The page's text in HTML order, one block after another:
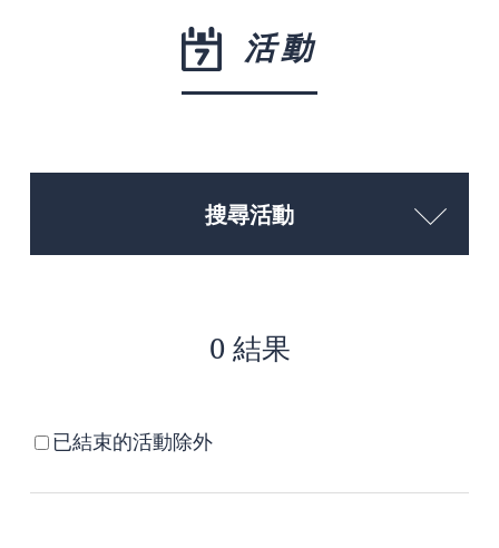
活動
搜尋活動
0 結果
已結束的活動除外